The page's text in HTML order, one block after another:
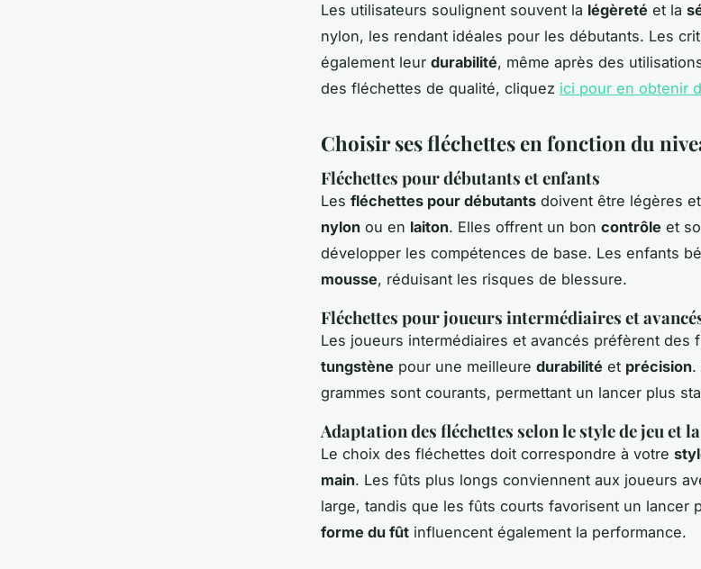
Les utilisateurs soulignent souvent la légèreté et la
nylon, les rendant idéales pour les débutants. Les
également leur durabilité, même après des
des fléchettes de qualité, cliquez ici pour en obtenir
Choisir ses fléchettes en fonction du
Fléchettes pour débutants et enfants
Les fléchettes pour débutants doivent être légères
nylon ou en laiton. Elles offrent un bon contrôle et
développer les compétences de base. Les enfants
mousse, réduisant les risques de blessure.
Fléchettes pour joueurs intermédiaires et
Les joueurs intermédiaires et avancés préfèrent des
tungstène pour une meilleure durabilité et précision.
grammes sont courants, permettant un lancer plus
Adaptation des fléchettes selon le style de jeu et
Le choix des fléchettes doit correspondre à votre
main. Les fûts plus longs conviennent aux joueurs
large, tandis que les fûts courts favorisent un lancer
forme du fût influencent également la performance.